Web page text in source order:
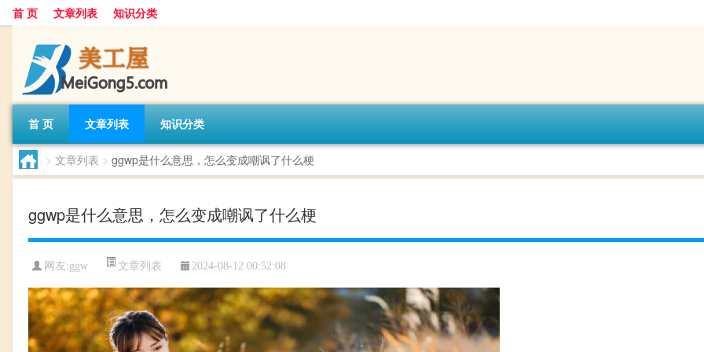
首 页 文章列表 知识分类
首 页 文章列表 知识分类
> 文章列表 > ggwp是什么意思，怎么变成嘲讽了什么梗
ggwp是什么意思，怎么变成嘲讽了什么梗
网友:ggw 文章列表 2024-08-12 00:52:08